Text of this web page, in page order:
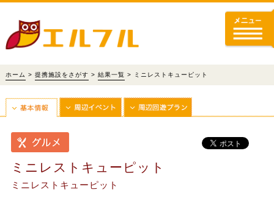
ホーム > 提携施設をさがす > 結果一覧 > ミニレストキューピット
ミニレストキューピット
ミニレストキューピット